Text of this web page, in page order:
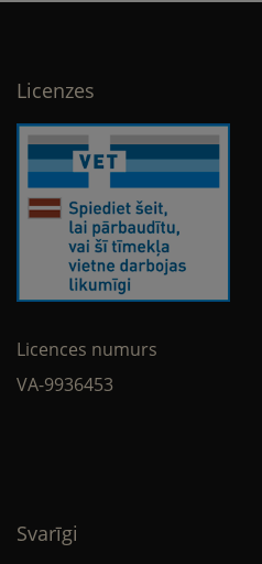
Licenzes
Licences numurs
VA-9936453
Svarīgi